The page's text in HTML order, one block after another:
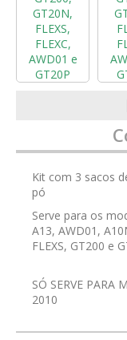
Kit com 3 sacos
pó
Serve para os
A13, AWD01,
FLEXS, GT200 e
SÓ SERVE PARA
2010